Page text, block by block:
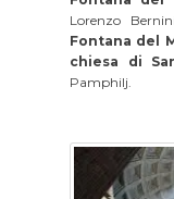
Lorenzo
Fontana del
chiesa di
Pamphilj.